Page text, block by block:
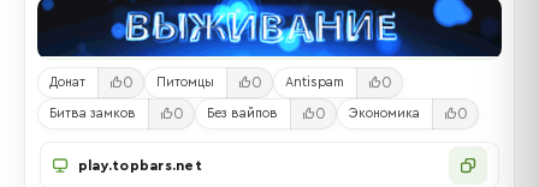
Донат 0 Питомцы 0 Antispam 0
Битва замков 0 Без вайпов 0 Экономика 0
play.topbars.net